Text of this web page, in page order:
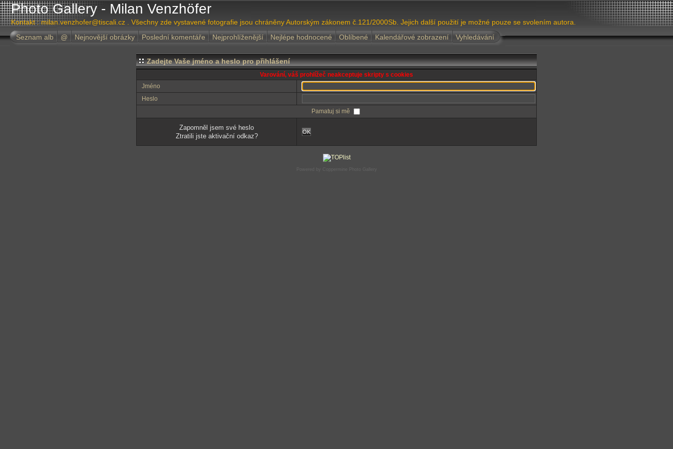
Photo Gallery - Milan Venzhöfer
Kontakt : milan.venzhofer@tiscali.cz . Všechny zde vystavené fotografie jsou chráněny Autorským zákonem č.121/2000Sb. Jejich další použití je možné pouze se svolením autora.
Seznam alb
@ Nejnovější obrázky Poslední komentáře Nejprohlíženější Nejlépe hodnocené Oblíbené Kalendářové zobrazení Vyhledávání
Zadejte Vaše jméno a heslo pro přihlášení
Varování, váš prohlížeč neakceptuje skripty s cookies
Jméno
Heslo
Pamatuj si mě
Zapomněl jsem své heslo
Ztratili jste aktivační odkaz?
OK